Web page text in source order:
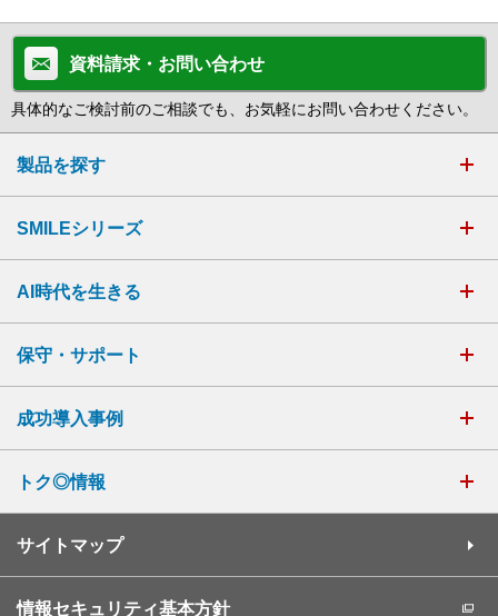
資料請求・お問い合わせ
具体的なご検討前のご相談でも、お気軽にお問い合わせください。
製品を探す
SMILEシリーズ
AI時代を生きる
保守・サポート
成功導入事例
トク◎情報
サイトマップ
情報セキュリティ基本方針